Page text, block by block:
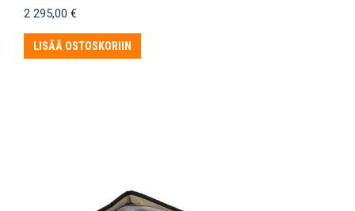
2 295,00 €
LISÄÄ OSTOSKORIIN